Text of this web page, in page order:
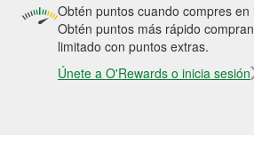
Obtén puntos cuando compres
Obtén puntos más rápido
limitado con puntos extras.
Únete a O'Rewards o inicia sesión